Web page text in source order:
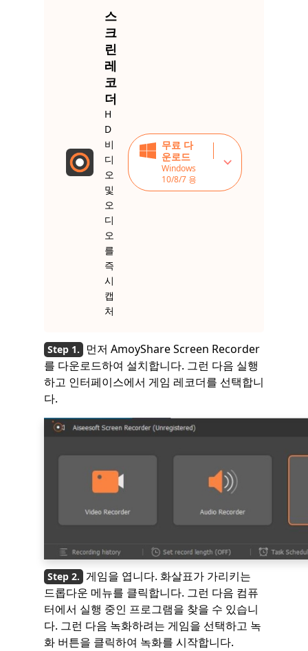
스
크
린
레
코
더
H
D
비
디
오
및
오
디
오
를
즉
시
캡
처
무료 다
운로드
Windows
10/8/7 용
먼저 AmoyShare Screen Recorder
를 다운로드하여 설치합니다. 그런 다음 실행
하고 인터페이스에서 게임 레코더를 선택합니
다.
게임을 엽니다. 화살표가 가리키는
드롭다운 메뉴를 클릭합니다. 그런 다음 컴퓨
터에서 실행 중인 프로그램을 찾을 수 있습니
다. 그런 다음 녹화하려는 게임을 선택하고 녹
화 버튼을 클릭하여 녹화를 시작합니다.